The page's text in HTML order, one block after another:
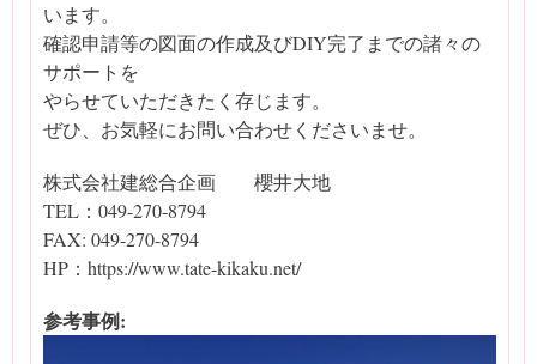
います。
確認申請等の図面の作成及びDIY完了までの諸々の
サポートを
やらせていただきたく存じます。
ぜひ、お気軽にお問い合わせくださいませ。
株式会社建総合企画 櫻井大地
TEL：049-270-8794
FAX: 049-270-8794
HP：https://www.tate-kikaku.net/
参考事例: